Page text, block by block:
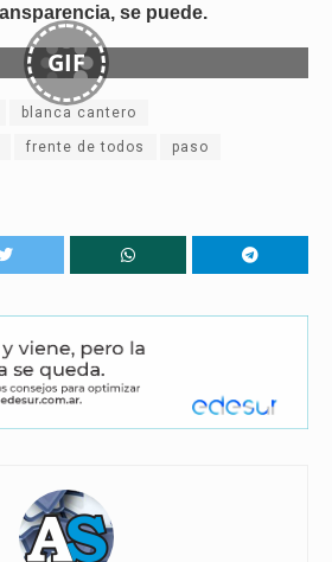
se puede.
GIF
blanca cantero
frente de todos paso